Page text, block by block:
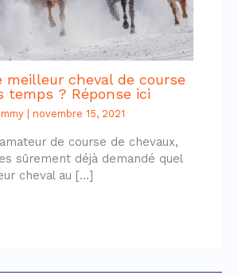
meilleur cheval de course
temps ? Réponse ici
novembre 15, 2021
de course de chevaux,
sûrement déjà demandé quel
cheval au […]